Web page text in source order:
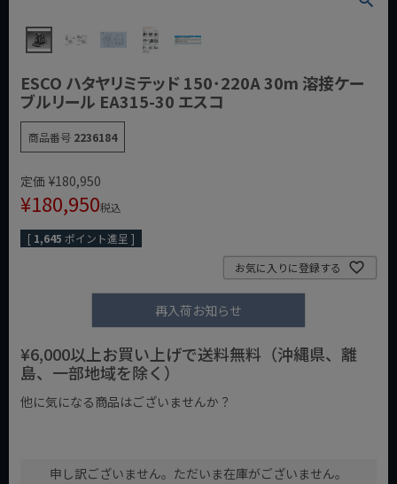
ESCO ハタヤリミテッド 150･220A 30m 溶接ケー
ブルリール EA315-30 エスコ
商品番号 2236184
定価 ¥180,950
¥180,950税込
[ 1,645 ポイント進呈 ]
お気に入りに登録する
再入荷お知らせ
¥6,000以上お買い上げで送料無料（沖縄県、離
島、一部地域を除く）
他に気になる商品はございませんか？
申し訳ございません。ただいま在庫がございません。